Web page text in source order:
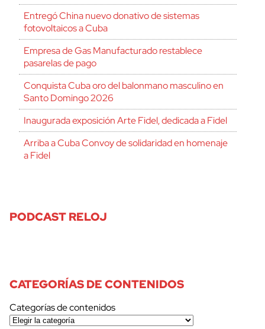
Entregó China nuevo donativo de sistemas
fotovoltaicos a Cuba
Empresa de Gas Manufacturado restablece
pasarelas de pago
Conquista Cuba oro del balonmano masculino en
Santo Domingo 2026
Inaugurada exposición Arte Fidel, dedicada a Fidel
Arriba a Cuba Convoy de solidaridad en homenaje
a Fidel
PODCAST RELOJ
CATEGORÍAS DE CONTENIDOS
Categorías de contenidos